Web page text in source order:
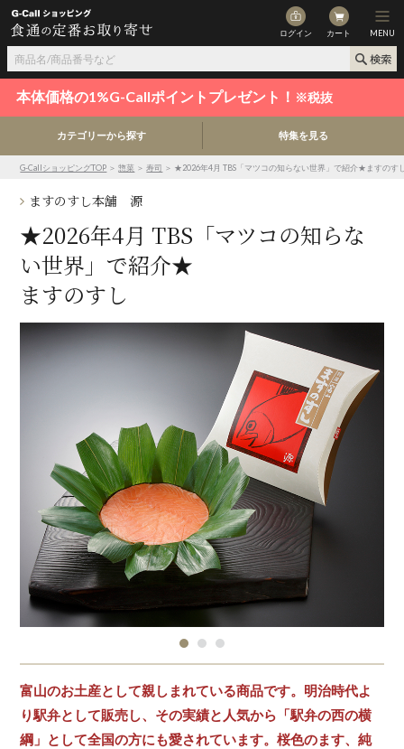
ログイン カート MENU
本体価格の1%G-Callポイントプレゼント！ ※税抜
カテゴリーから探す 特集を見る
G-CallショッピングTOP ＞惣菜 ＞寿司 ＞ ★2026年4月 TBS「マツコの知らない世界」で紹介★ますのす
ますのすし本舗 源
★2026年4月 TBS「マツコの知らな
い世界」で紹介★
ますのすし
富山のお土産として親しまれている商品です。明治時代よ
り駅弁として販売し、その実績と人気から「駅弁の西の横
綱」として全国の方にも愛されています。桜色のます、純